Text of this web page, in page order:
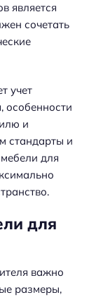
является
сочетать
учет
особенности
и
стандарты и
для
для
важно
размеры,